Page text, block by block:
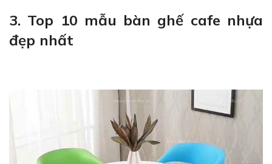
3. Top 10 mẫu bàn ghế cafe nhựa
đẹp nhất